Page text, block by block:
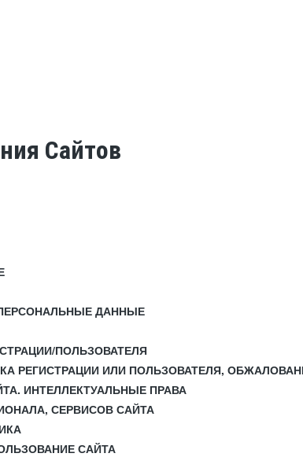
Сайтов
ДАННЫЕ
ПОЛЬЗОВАТЕЛЯ
РЕГИСТРАЦИИ ИЛИ ПОЛЬЗОВАТЕЛЯ,
ИНТЕЛЛЕКТУАЛЬНЫЕ ПРАВА
СЕРВИСОВ САЙТА
САЙТА